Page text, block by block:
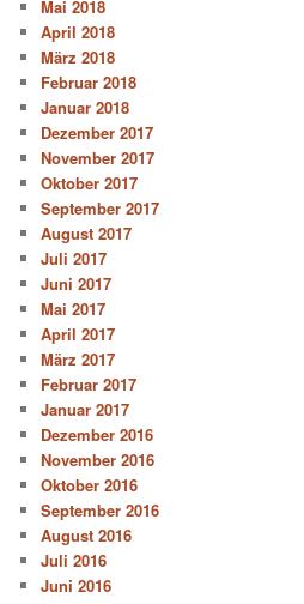
Mai 2018
April 2018
März 2018
Februar 2018
Januar 2018
Dezember 2017
November 2017
Oktober 2017
September 2017
August 2017
Juli 2017
Juni 2017
Mai 2017
April 2017
März 2017
Februar 2017
Januar 2017
Dezember 2016
November 2016
Oktober 2016
September 2016
August 2016
Juli 2016
Juni 2016